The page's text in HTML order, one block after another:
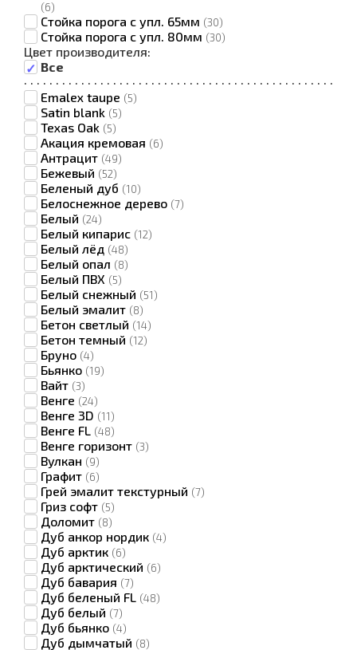
(6)
Стойка порога с упл. 65мм (30)
Стойка порога с упл. 80мм (30)
Цвет производителя:
Все
·
Emalex taupe (5)
·
Satin blank (5)
·
Texas Oak (5)
·
Акация кремовая (6)
·
Антрацит (49)
·
Бежевый (52)
·
Беленый дуб (10)
·
Белоснежное дерево (7)
·
Белый (24)
·
Белый кипарис (12)
·
Белый лёд (48)
·
Белый опал (8)
·
Белый ПВХ (5)
·
Белый снежный (51)
·
Белый эмалит (8)
·
Бетон светлый (14)
·
Бетон темный (12)
·
Бруно (4)
·
Бьянко (19)
·
Вайт (3)
·
Венге (24)
·
Венге 3D (11)
·
Венге FL (48)
·
Венге горизонт (3)
·
Вулкан (9)
·
Графит (6)
·
Грей эмалит текстурный (7)
·
Гриз софт (5)
·
Доломит (8)
·
Дуб анкор нордик (4)
·
Дуб арктик (6)
·
Дуб арктический (6)
·
Дуб бавария (7)
·
Дуб беленый FL (48)
·
Дуб белый (7)
·
Дуб бьянко (4)
·
Дуб дымчатый (8)
· · · · · · · · · · · ·